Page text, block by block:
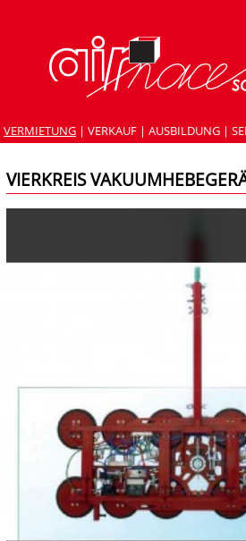
VERMIETUNG | VERKAUF | AUSBILDUNG |
VIERKREIS